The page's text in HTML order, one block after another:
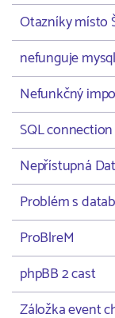
Otazníky místo
nefunguje
Nefunkčný
SQL
Nepřístupná
Problém s
ProBlreM
phpBB 2 cast
Záložka event